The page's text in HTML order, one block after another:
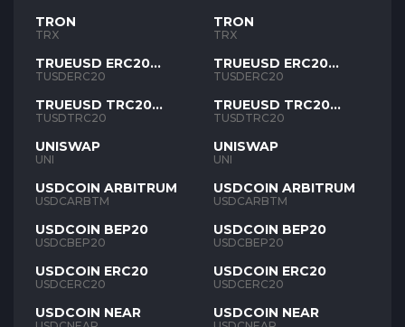
TRON
TRX
TRUEUSD ERC20
TUSD
TUSDERC20
TRUEUSD TRC20
TUSD
TUSDTRC20
UNISWAP
UNI
USDCOIN ARBITRUM
USDCARBTM
USDCOIN BEP20
USDCBEP20
USDCOIN ERC20
USDCERC20
USDCOIN NEAR
TRON
TRX
TRUEUSD ERC20
TUSD
TUSDERC20
TRUEUSD TRC20
TUSD
TUSDTRC20
UNISWAP
UNI
USDCOIN ARBITRUM
USDCARBTM
USDCOIN BEP20
USDCBEP20
USDCOIN ERC20
USDCERC20
USDCOIN NEAR